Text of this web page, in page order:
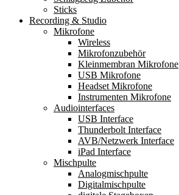
Sticks
Recording & Studio
Mikrofone
Wireless
Mikrofonzubehör
Kleinmembran Mikrofone
USB Mikrofone
Headset Mikrofone
Instrumenten Mikrofone
Audiointerfaces
USB Interface
Thunderbolt Interface
AVB/Netzwerk Interface
iPad Interface
Mischpulte
Analogmischpulte
Digitalmischpulte